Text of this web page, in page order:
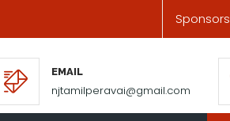
Sponsors
EMAIL
njtamilperavai@gmail.com